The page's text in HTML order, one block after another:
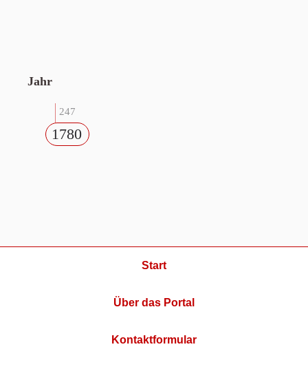
Jahr
247
1780
Start
Über das Portal
Kontaktformular